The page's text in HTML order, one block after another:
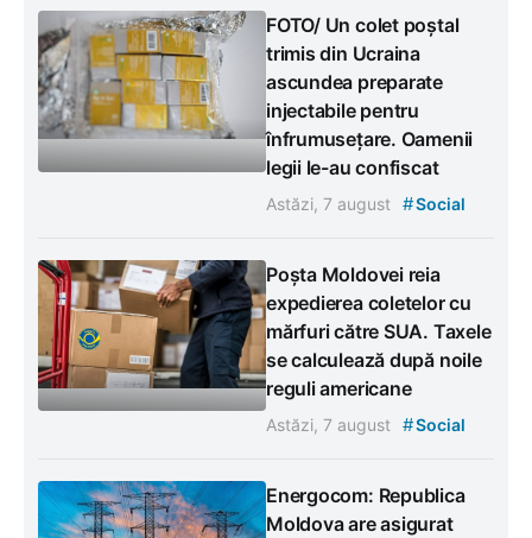
FOTO/ Un colet poștal
trimis din Ucraina
ascundea preparate
injectabile pentru
înfrumusețare. Oamenii
legii le-au confiscat
Astăzi, 7 august #Social
Poșta Moldovei reia
expedierea coletelor cu
mărfuri către SUA. Taxele
se calculează după noile
reguli americane
Astăzi, 7 august #Social
Energocom: Republica
Moldova are asigurat